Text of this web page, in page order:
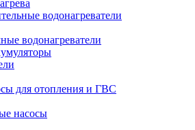
водонагреватели
водонагреватели
для отопления и ГВС
насосы